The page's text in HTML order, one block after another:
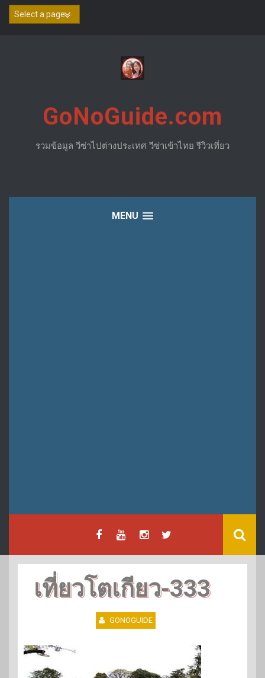
Skip
GoNoGuide.com
รวมข้อมูล วีซ่าไปต่างประเทศ วีซ่าเข้าไทย รีวิวเที่ยว
MENU
เที่ยวโตเกียว-333
GONOGUIDE